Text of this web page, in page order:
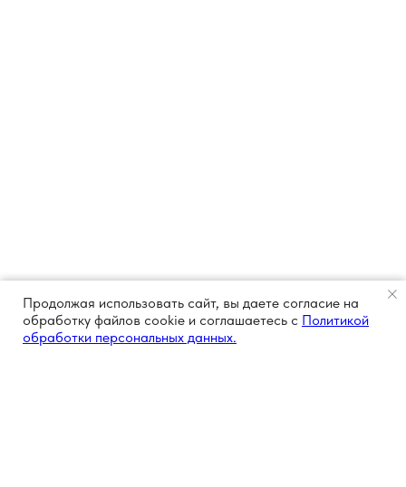
Продолжая использовать сайт, вы даете согласие на
обработку файлов cookie и соглашаетесь с Политикой
обработки персональных данных.